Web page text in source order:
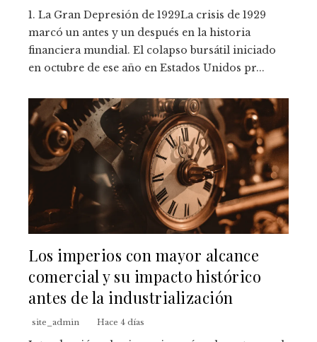
1. La Gran Depresión de 1929La crisis de 1929
marcó un antes y un después en la historia
financiera mundial. El colapso bursátil iniciado
en octubre de ese año en Estados Unidos pr...
Los imperios con mayor alcance
comercial y su impacto histórico
antes de la industrialización
site_admin Hace 4 días